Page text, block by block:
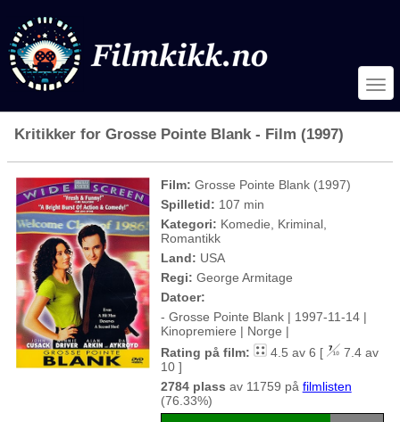
Kritikker for Grosse Pointe Blank - Film (1997)
Film: Grosse Pointe Blank (1997)
Spilletid: 107 min
Kategori: Komedie, Kriminal,
Romantikk
Land: USA
Regi: George Armitage
Datoer:
- Grosse Pointe Blank | 1997-11-14 |
Kinopremiere | Norge |
Rating på film:
4.5 av 6 [
7.4 av
10 ]
2784 plass av 11759 på filmlisten
(76.33%)